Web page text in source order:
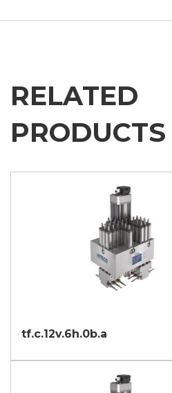
我同意
的。.
第三方授权
我特此授权将我的个人数据传递
销目的
* 如不接受该条款，我们将无法处理您的
RELATED
PRODUCTS
tf.c.12v.6h.0b.a